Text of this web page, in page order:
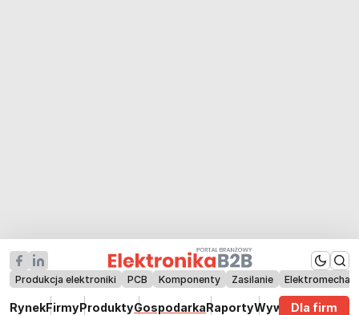
Produkcja elektroniki PCB Komponenty Zasilanie
RynekFirmyProduktyGospodarkaRaportyWywiadyDla firm